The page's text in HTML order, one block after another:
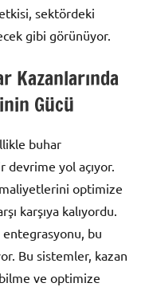
sektördeki
gibi görünüyor.
Kazanlarında
Gücü
buhar
devrime yol açıyor.
optimize
karşıya kalıyordu.
bu
Bu sistemler, kazan
ve optimize